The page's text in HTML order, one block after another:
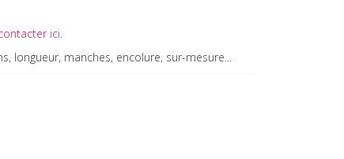
ici.
longueur, manches, encolure, sur-mesure...